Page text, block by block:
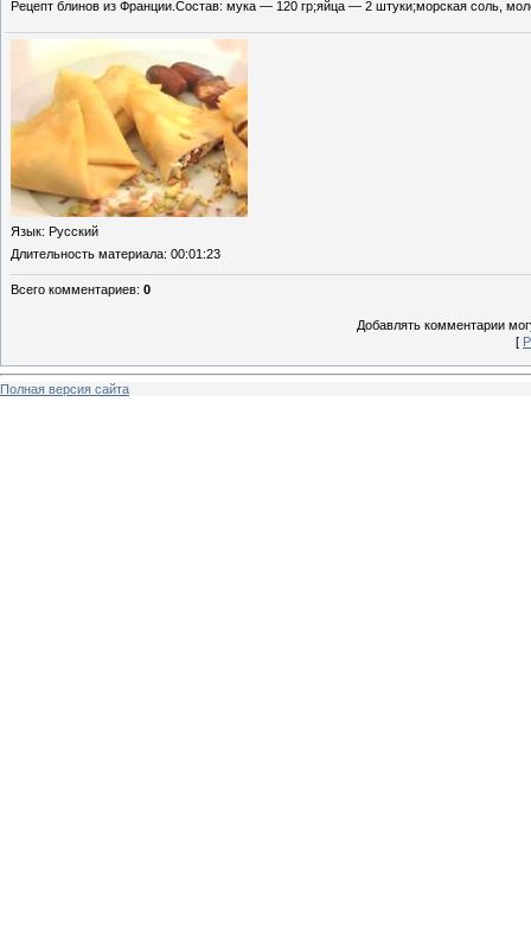
Рецепт блинов из Франции.Состав: мука — 120 гр;яйца — 2 штуки;морская соль,
Язык: Русский
Длительность материала: 00:01:23
Всего комментариев: 0
Добавлять комментарии
[
Полная версия сайта